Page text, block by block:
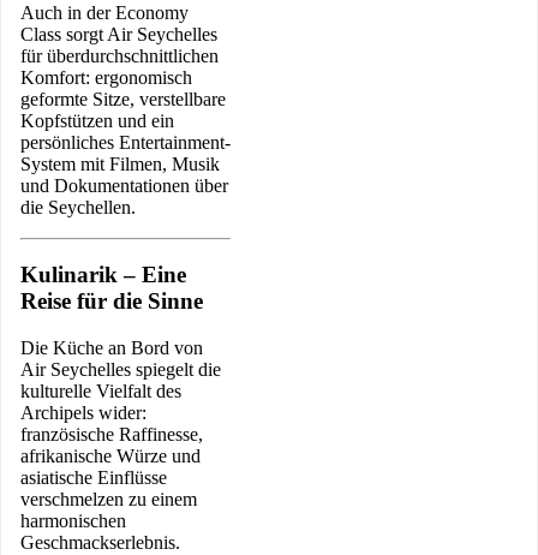
Auch in der Economy
Class sorgt Air Seychelles
für überdurchschnittlichen
Komfort: ergonomisch
geformte Sitze, verstellbare
Kopfstützen und ein
persönliches Entertainment-
System mit Filmen, Musik
und Dokumentationen über
die Seychellen.
Kulinarik – Eine
Reise für die Sinne
Die Küche an Bord von
Air Seychelles spiegelt die
kulturelle Vielfalt des
Archipels wider:
französische Raffinesse,
afrikanische Würze und
asiatische Einflüsse
verschmelzen zu einem
harmonischen
Geschmackserlebnis.